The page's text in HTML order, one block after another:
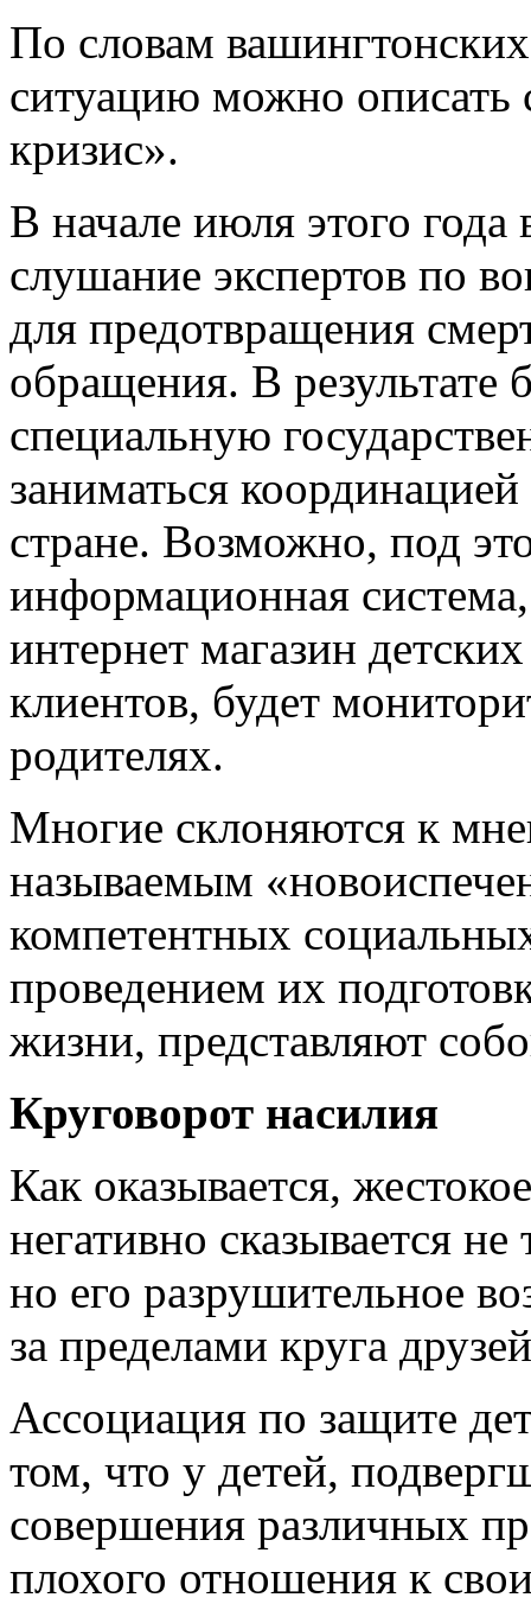
По словам
ситуацию можно описать
кризис».
В начале июля этого года
слушание экспертов по
для предотвращения
обращения. В результате
специальную
заниматься
стране. Возможно, под
информационная
интернет магазин
клиентов, будет
родителях.
Многие склоняются к
называемым
компетентных
проведением их
жизни, представляют
Круговорот насилия
Как оказывается,
негативно сказывается
но его разрушительное
за пределами круга
Ассоциация по защите
том, что у детей,
совершения различных
плохого отношения к